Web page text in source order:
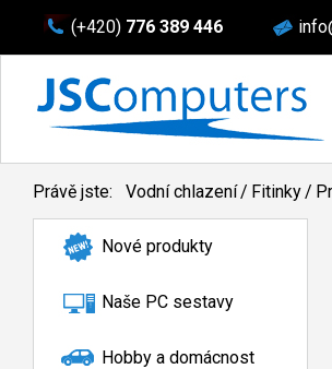
(+420) 776 389 446
Právě jste: Vodní chlazení/ Fitinky/
Nové produkty
Naše PC sestavy
Hobby a domácnost